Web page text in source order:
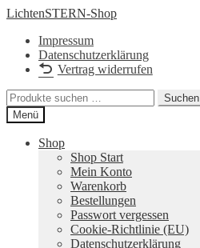
Zur
springen
Zum
springen
LichtenSTERN-Shop
Impressum
Datenschutzerklärung
Vertrag widerrufen
Suchen
nach:
Suchen
Menü
Shop
Shop Start
Mein Konto
Warenkorb
Bestellungen
Passwort vergessen
Cookie-Richtlinie (EU)
Datenschutzerklärung